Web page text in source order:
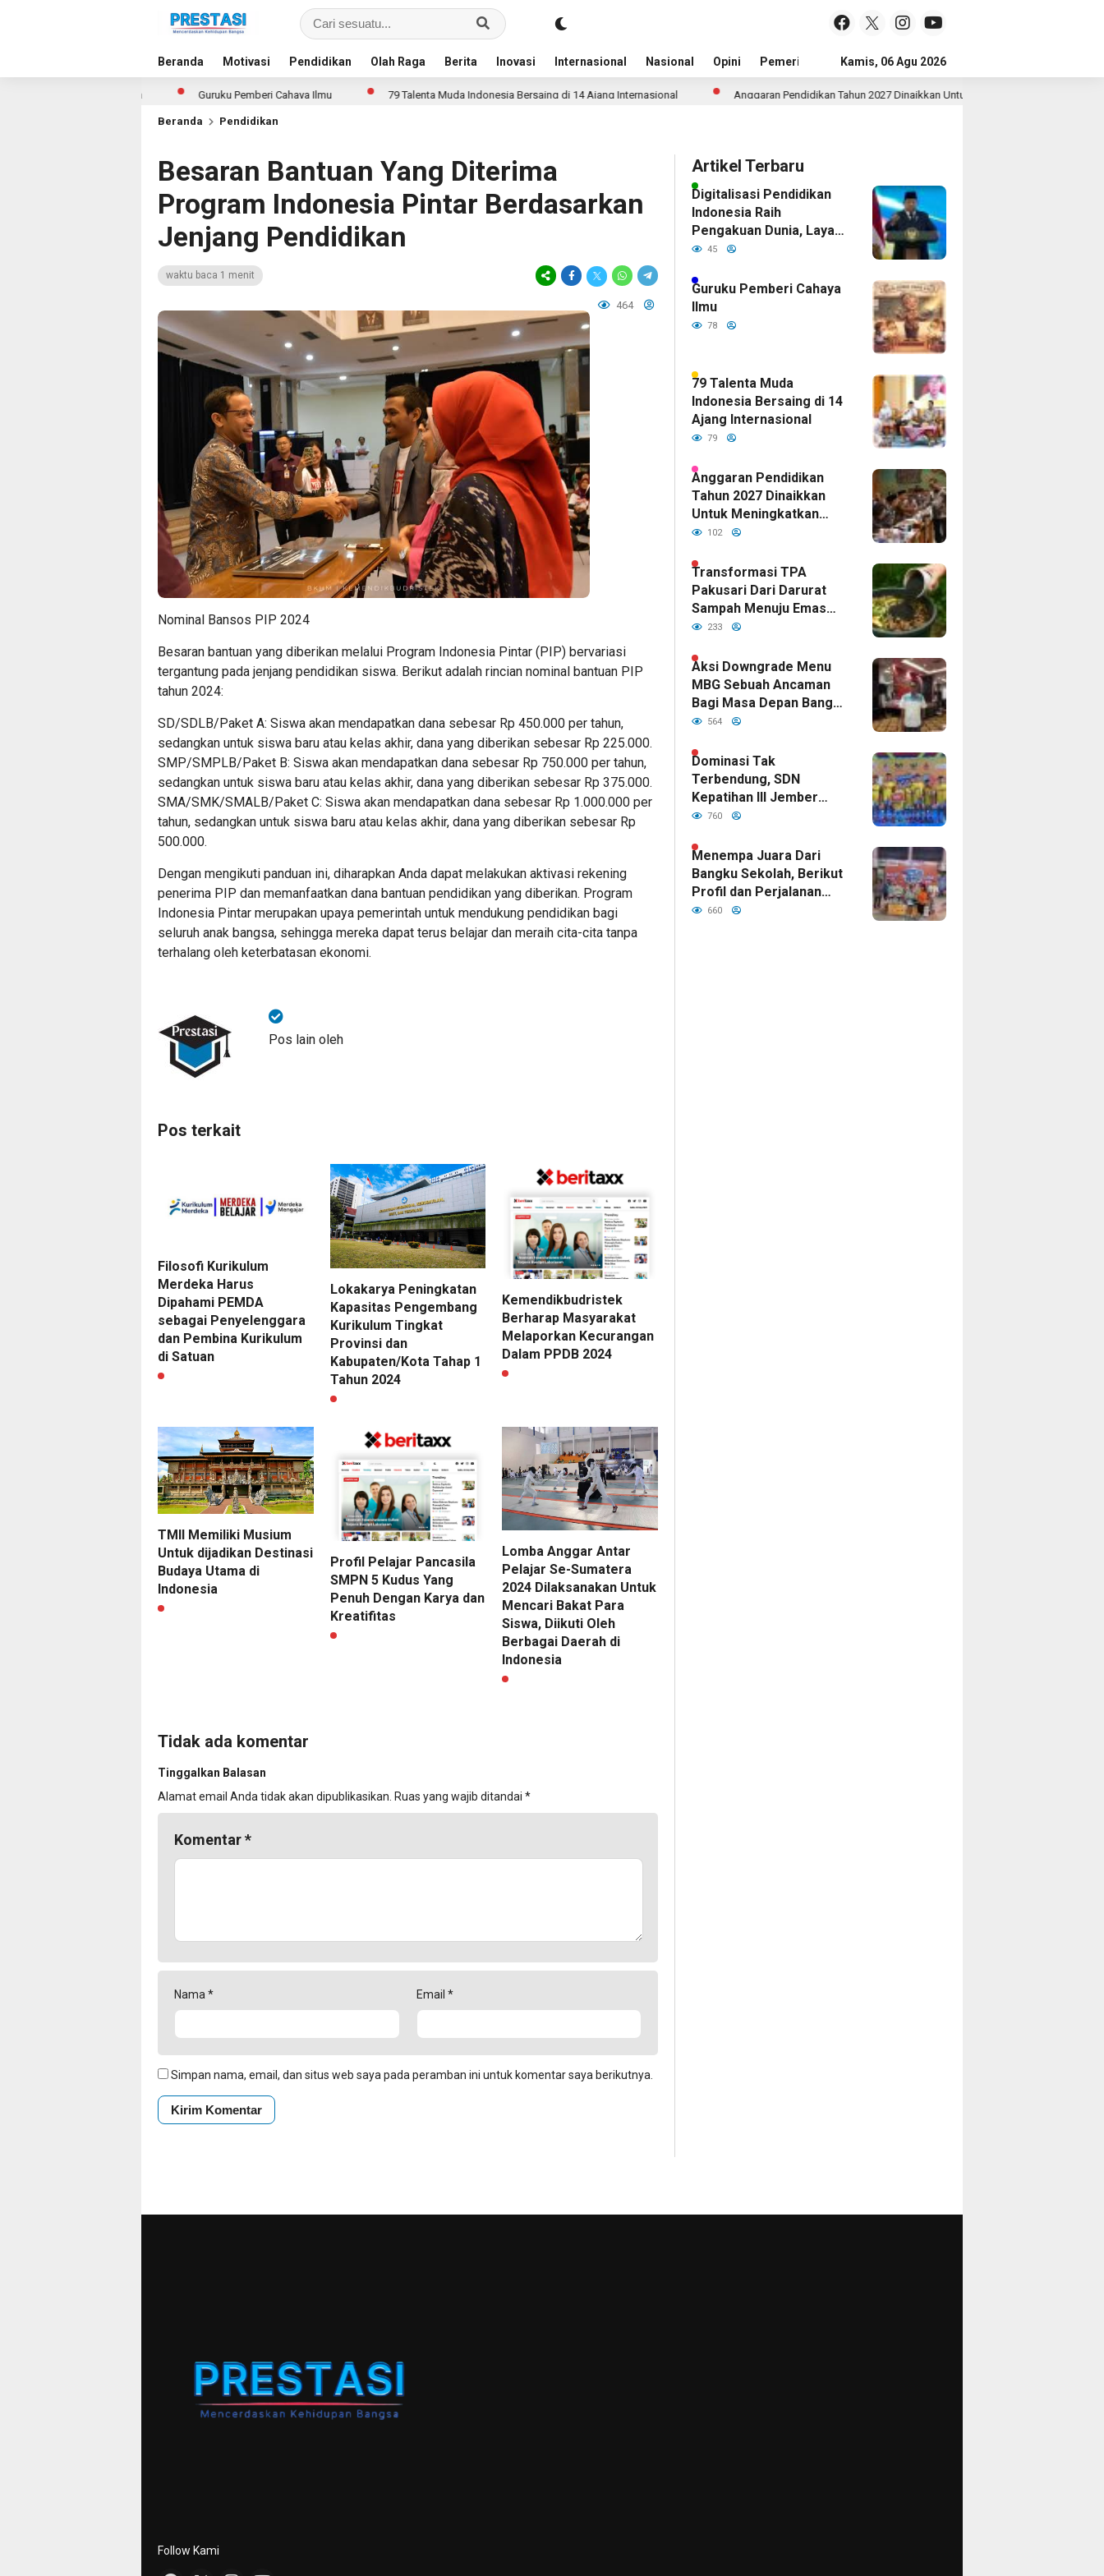
Beranda Motivasi Pendidikan Olah Raga Berita Inovasi Internasional Nasional Opini Pemerintah Sejarah Dan Budaya
Kamis, 06 Agu 2026
Guruku Pemberi Cahaya Ilmu 79 Talenta Muda Indonesia Bersaing di 14 Ajang Internasional Anggaran Pendidikan Tahun 2027 Dinaikkan Untuk Meningkatkan Kualitas Anak Bangsa,
Beranda Pendidikan
Besaran Bantuan Yang Diterima
Program Indonesia Pintar Berdasarkan
Jenjang Pendidikan
waktu baca 1 menit
464
Nominal Bansos PIP 2024
Besaran bantuan yang diberikan melalui Program Indonesia Pintar (PIP) bervariasi
tergantung pada jenjang pendidikan siswa. Berikut adalah rincian nominal bantuan PIP
tahun 2024:
SD/SDLB/Paket A: Siswa akan mendapatkan dana sebesar Rp 450.000 per tahun,
sedangkan untuk siswa baru atau kelas akhir, dana yang diberikan sebesar Rp 225.000.
SMP/SMPLB/Paket B: Siswa akan mendapatkan dana sebesar Rp 750.000 per tahun,
sedangkan untuk siswa baru atau kelas akhir, dana yang diberikan sebesar Rp 375.000.
SMA/SMK/SMALB/Paket C: Siswa akan mendapatkan dana sebesar Rp 1.000.000 per
tahun, sedangkan untuk siswa baru atau kelas akhir, dana yang diberikan sebesar Rp
500.000.
Dengan mengikuti panduan ini, diharapkan Anda dapat melakukan aktivasi rekening
penerima PIP dan memanfaatkan dana bantuan pendidikan yang diberikan. Program
Indonesia Pintar merupakan upaya pemerintah untuk mendukung pendidikan bagi
seluruh anak bangsa, sehingga mereka dapat terus belajar dan meraih cita-cita tanpa
terhalang oleh keterbatasan ekonomi.
Pos lain oleh
Pos terkait
Filosofi Kurikulum
Merdeka Harus
Dipahami PEMDA
sebagai Penyelenggara
dan Pembina Kurikulum
di Satuan
Lokakarya Peningkatan
Kapasitas Pengembang
Kurikulum Tingkat
Provinsi dan
Kabupaten/Kota Tahap 1
Tahun 2024
Kemendikbudristek
Berharap Masyarakat
Melaporkan Kecurangan
Dalam PPDB 2024
TMII Memiliki Musium
Untuk dijadikan Destinasi
Budaya Utama di
Indonesia
Profil Pelajar Pancasila
SMPN 5 Kudus Yang
Penuh Dengan Karya dan
Kreatifitas
Lomba Anggar Antar
Pelajar Se-Sumatera
2024 Dilaksanakan Untuk
Mencari Bakat Para
Siswa, Diikuti Oleh
Berbagai Daerah di
Indonesia
Tidak ada komentar
Tinggalkan Balasan
Alamat email Anda tidak akan dipublikasikan. Ruas yang wajib ditandai *
Komentar*
Nama * Email *
Simpan nama, email, dan situs web saya pada peramban ini untuk komentar saya berikutnya.
Artikel Terbaru
Digitalisasi Pendidikan
Indonesia Raih
Pengakuan Dunia, Layar
Pintar Untuk Semua
45
Guruku Pemberi Cahaya
Ilmu
78
79 Talenta Muda
Indonesia Bersaing di 14
Ajang Internasional
79
Anggaran Pendidikan
Tahun 2027 Dinaikkan
Untuk Meningkatkan
Kualitas Anak Bangsa,
DPR RI
102
Transformasi TPA
Pakusari Dari Darurat
Sampah Menuju Emas
Hijau di Era
Fawait
233
Aksi Downgrade Menu
MBG Sebuah Ancaman
Bagi Masa Depan Bangsa
Indonesia
564
Dominasi Tak
Terbendung, SDN
Kepatihan III Jember
Pertahankan Gelar
760
Menempa Juara Dari
Bangku Sekolah, Berikut
Profil dan Perjalanan
Tim Basket SDN
660
Follow Kami